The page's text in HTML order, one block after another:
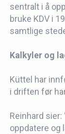
sentralt i å
bruke KDV i
samtlige
Kalkyler og
Küttel har
i driften før
Reinhard
oppdatere og